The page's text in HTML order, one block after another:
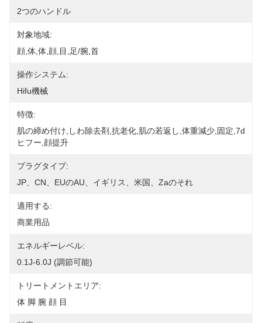
2つのハンドル
対象地域:
顔,体,体,顔,目,足/腕,首
操作システム:
Hifu機械
特徴:
肌の締め付け,しわ除去剤,抗老化,肌の若返し,体重減少,固定,7d
ヒフー,顔提升
プラグタイプ:
JP、CN、EUのAU、イギリス、米国、Zaのそれ
適用する:
商業用品
エネルギーレベル:
0.1J-6.0J (調節可能)
トリートメントエリア:
体 脚 腕 顔 目